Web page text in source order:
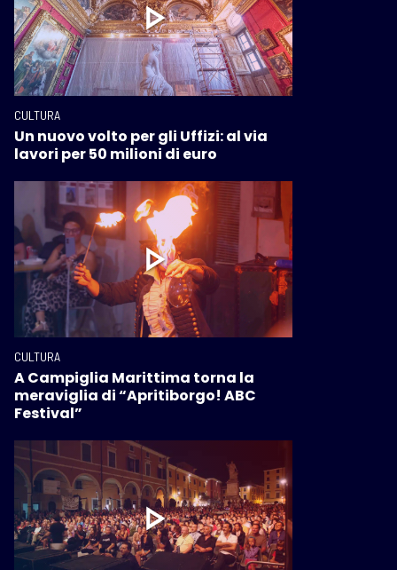
CULTURA
Un nuovo volto per gli Uffizi: al via
lavori per 50 milioni di euro
CULTURA
A Campiglia Marittima torna la
meraviglia di “Apritiborgo! ABC
Festival”